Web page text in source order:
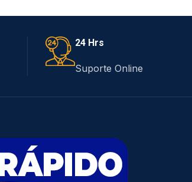
androgênicas, cuja
24 Hrs
Suporte Online